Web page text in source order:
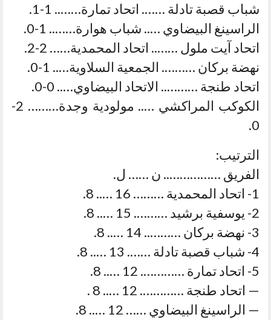
شباب قصبة تادلة ……. اتحاد تمارة…….. 1-1.
الراسينغ البيضاوي ….. شباب هوارة…….. 1-0.
اتحاد آيت ملول …….. اتحاد المحمدية…… 2-2.
نهضة بركان ………. الجمعية السلاوية….. 1-0.
اتحاد طنجة ……….. الاتحاد البيضاوي….. 0-0.
الكوكب المراكشي ….. مولودية وجدة……… 2-
0.
الترتيب:
الفريق …………….. ن …… ل.
1- اتحاد المحمدية ……… 16 ….. 8.
2- يوسفية برشيد ………. 15 ….. 8.
3- نهضة بركان ……….. 14 ….. 8.
4- شباب قصبة تادلة ……. 13 ….. 8.
5- اتحاد تمارة …………. 12 ….. 8.
— اتحاد طنجة …………. 12 ….. 8 .
— الراسينغ البيضاوي …… 12 ….. 8.